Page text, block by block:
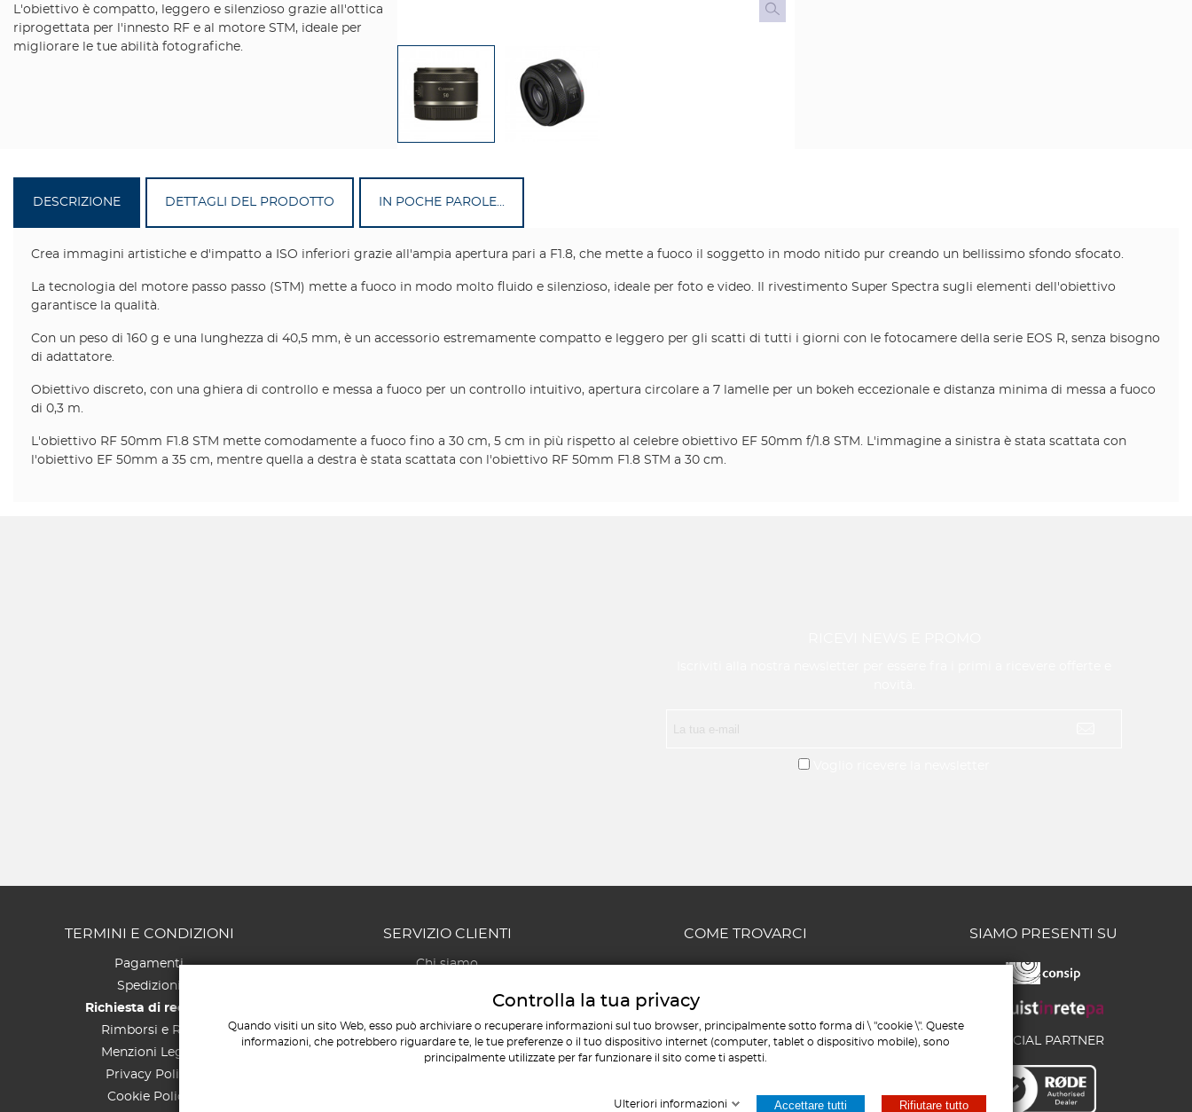
L'obiettivo è compatto, leggero e silenzioso grazie all'ottica
riprogettata per l'innesto RF e al motore STM, ideale per
migliorare le tue abilità fotografiche.
DESCRIZIONE DETTAGLI DEL PRODOTTO IN POCHE PAROLE...
Crea immagini artistiche e d'impatto a ISO inferiori grazie all'ampia apertura pari a F1.8, che mette a fuoco il soggetto in modo nitido pur creando un bellissimo sfondo sfocato.
La tecnologia del motore passo passo (STM) mette a fuoco in modo molto fluido e silenzioso, ideale per foto e video. Il rivestimento Super Spectra sugli elementi dell'obiettivo
garantisce la qualità.
Con un peso di 160 g e una lunghezza di 40,5 mm, è un accessorio estremamente compatto e leggero per gli scatti di tutti i giorni con le fotocamere della serie EOS R, senza bisogno
di adattatore.
Obiettivo discreto, con una ghiera di controllo e messa a fuoco per un controllo intuitivo, apertura circolare a 7 lamelle per un bokeh eccezionale e distanza minima di messa a fuoco
di 0,3 m.
L'obiettivo RF 50mm F1.8 STM mette comodamente a fuoco fino a 30 cm, 5 cm in più rispetto al celebre obiettivo EF 50mm f/1.8 STM. L'immagine a sinistra è stata scattata con
l'obiettivo EF 50mm a 35 cm, mentre quella a destra è stata scattata con l'obiettivo RF 50mm F1.8 STM a 30 cm.
TERMINI E CONDIZIONI
Pagamenti
Spedizioni
Richiesta di recesso
Rimborsi e Resi
Menzioni Legali
Privacy Policy
Cookie Policy
SERVIZIO CLIENTI
Chi siamo
I miei ordini
Mappa del sito
COME TROVARCI
AMMINISTRATIVO E COMMERCIALE:
+39 085 4511206
+39 346 1859193
SIAMO PRESENTI SU
OFFICIAL PARTNER
Controlla la tua privacy
Quando visiti un sito Web, esso può archiviare o recuperare informazioni sul tuo browser, principalmente sotto forma di \ "cookie \". Queste
informazioni, che potrebbero riguardare te, le tue preferenze o il tuo dispositivo internet (computer, tablet o dispositivo mobile), sono
principalmente utilizzate per far funzionare il sito come ti aspetti.
Ulteriori informazioni Accettare tutti Rifiutare tutto